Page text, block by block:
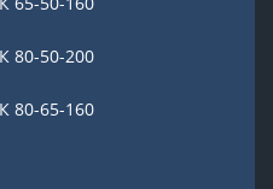
80-50-200
80-65-160